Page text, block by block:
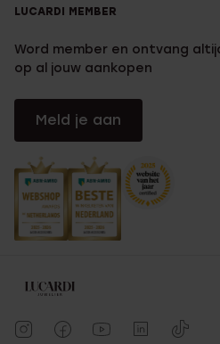
LUCARDI MEMBER
Word member en ontvang
op al jouw aankopen
Meld je aan